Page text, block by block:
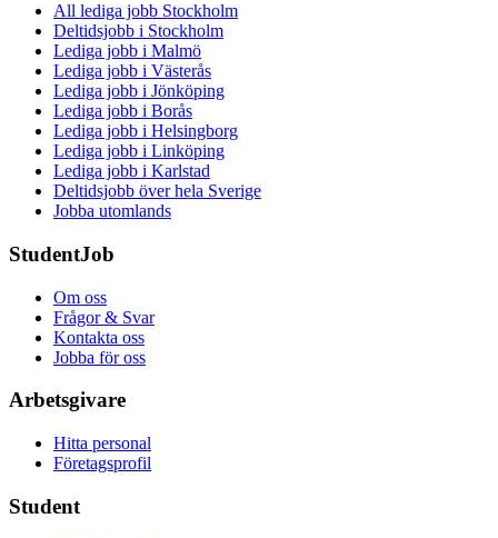
All lediga jobb Stockholm
Deltidsjobb i Stockholm
Lediga jobb i Malmö
Lediga jobb i Västerås
Lediga jobb i Jönköping
Lediga jobb i Borås
Lediga jobb i Helsingborg
Lediga jobb i Linköping
Lediga jobb i Karlstad
Deltidsjobb över hela Sverige
Jobba utomlands
StudentJob
Om oss
Frågor & Svar
Kontakta oss
Jobba för oss
Arbetsgivare
Hitta personal
Företagsprofil
Student